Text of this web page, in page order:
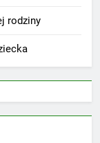
rodziny